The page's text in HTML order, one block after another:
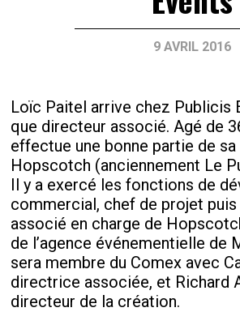
9 AVRIL 2016
Loïc Paitel arrive chez Publicis
que directeur associé. Agé de
effectue une bonne partie de
Hopscotch (anciennement Le
Il y a exercé les fonctions de
commercial, chef de projet
associé en charge de
de l’agence événementielle de
sera membre du Comex avec
directrice associée, et Richard
directeur de la création.